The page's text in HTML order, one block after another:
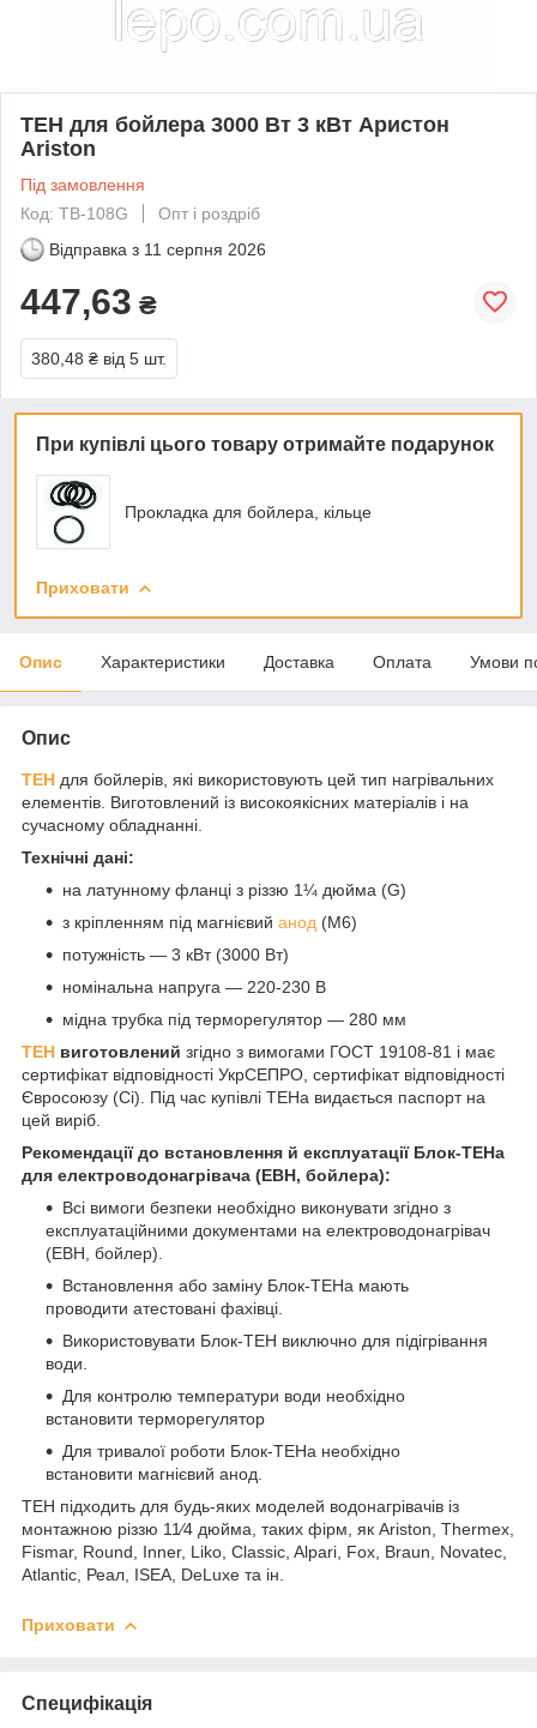
ТЕН для бойлера 3000 Вт 3 кВт Аристон
Ariston
Під замовлення
Код: TB-108G
Опт і роздріб
Відправка з 11 серпня 2026
447,63 ₴
380,48 ₴ від 5 шт.
При купівлі цього товару отримайте подарунок
Прокладка для бойлера, кільце
Приховати
Опис Характеристики Доставка Оплата Умови
Опис
ТЕН для бойлерів, які використовують цей тип нагрівальних
елементів. Виготовлений із високоякісних матеріалів і на
сучасному обладнанні.
Технічні дані:
на латунному фланці з різзю 1¼ дюйма (G)
з кріпленням під магнієвий анод (М6)
потужність — 3 кВт (3000 Вт)
номінальна напруга — 220-230 В
мідна трубка під терморегулятор — 280 мм
ТЕН виготовлений згідно з вимогами ГОСТ 19108-81 і має
сертифікат відповідності УкрСЕПРО, сертифікат відповідності
Євросоюзу (Сі). Під час купівлі ТЕНа видається паспорт на
цей виріб.
Рекомендації до встановлення й експлуатації Блок-ТЕНа
для електроводонагрівача (ЕВН, бойлера):
Всі вимоги безпеки необхідно виконувати згідно з
експлуатаційними документами на електроводонагрівач
(ЕВН, бойлер).
Встановлення або заміну Блок-ТЕНа мають
проводити атестовані фахівці.
Використовувати Блок-ТЕН виключно для підігрівання
води.
Для контролю температури води необхідно
встановити терморегулятор
Для тривалої роботи Блок-ТЕНа необхідно
встановити магнієвий анод.
ТЕН підходить для будь-яких моделей водонагрівачів із
монтажною різзю 11⁄4 дюйма, таких фірм, як Ariston, Thermex,
Fismar, Round, Inner, Liko, Classic, Alpari, Fox, Braun, Novatec,
Atlantic, Реал, ISEA, DeLuxe та ін.
Приховати
Специфікація